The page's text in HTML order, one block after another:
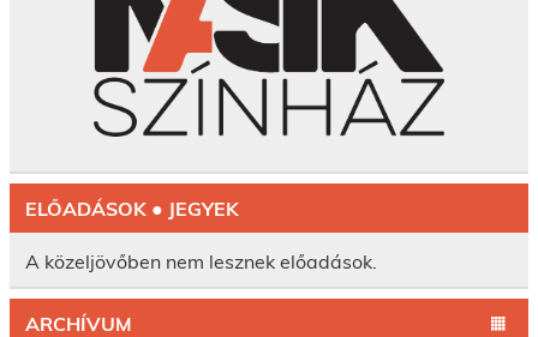
ELŐADÁSOK ● JEGYEK
A közeljövőben nem lesznek előadások.
ARCHÍVUM